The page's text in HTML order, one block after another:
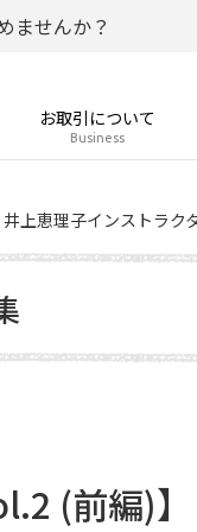
ませんか？
お取引について
Business
上恵理子インストラク
(前編)